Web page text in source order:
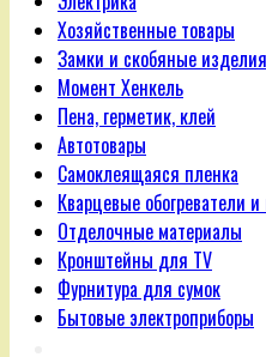
Хозяйственные товары
Замки и скобяные изделия
Момент Хенкель
Пена, герметик, клей
Автотовары
Самоклеящаяся пленка
Кварцевые обогреватели
Отделочные материалы
Кронштейны для TV
Фурнитура для сумок
Бытовые электроприборы